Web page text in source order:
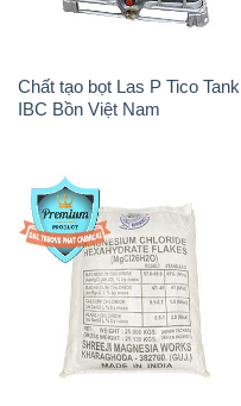
Chất tạo bọt Las P Tico Tank
IBC Bồn Việt Nam